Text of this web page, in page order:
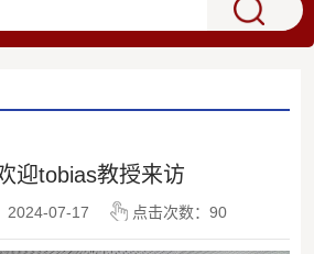
迎tobias教授来访
2024-07-17 点击次数： 90